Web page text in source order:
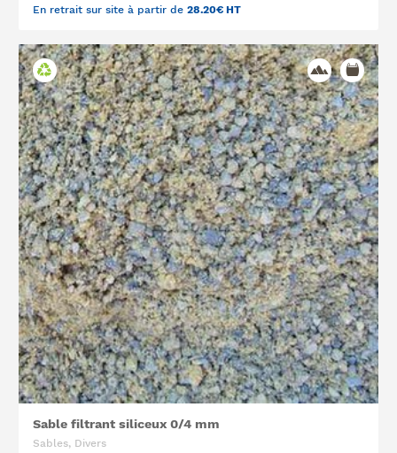
En retrait sur site à partir de 28.20€ HT
Sable filtrant siliceux 0/4 mm
Sables, Divers